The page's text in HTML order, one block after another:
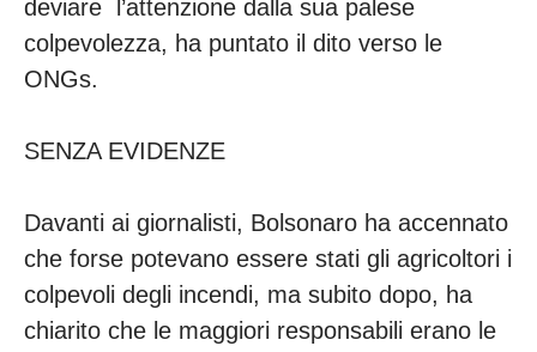
deviare l’attenzione dalla sua palese
colpevolezza, ha puntato il dito verso le
ONGs.
SENZA EVIDENZE
Davanti ai giornalisti, Bolsonaro ha accennato
che forse potevano essere stati gli agricoltori i
colpevoli degli incendi, ma subito dopo, ha
chiarito che le maggiori responsabili erano le